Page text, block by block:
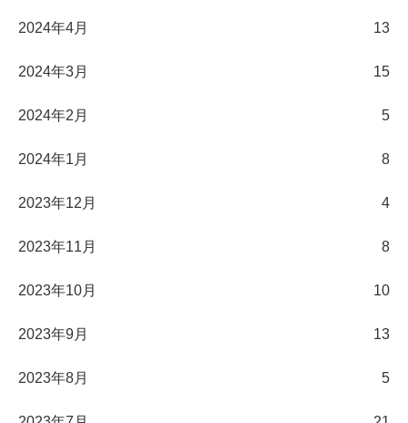
2024年4月 13
2024年3月 15
2024年2月 5
2024年1月 8
2023年12月 4
2023年11月 8
2023年10月 10
2023年9月 13
2023年8月 5